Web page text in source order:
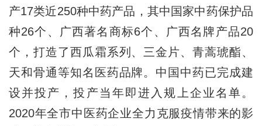
产17类近250种中药产品，其中国家中药保护品
种26个、广西著名商标6个、广西名牌产品20
个，打造了西瓜霜系列、三金片、青蒿琥酯、
天和骨通等知名医药品牌。中国中药已完成建
设并投产，投产当年即进入规上企业名单。
2020年全市中医药企业全力克服疫情带来的影